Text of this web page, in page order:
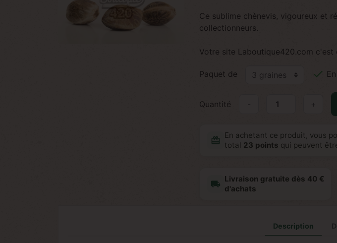
Ce sublime chènevis, vigoureux et
collectionneurs.
Votre site Laboutique420.com c'est
Paquet de 
Quantité +
redeem
En achetant ce produit, vous
total 23 points qui peuvent
local_shipping
Livraison gratuite dès 40 €
d'achats
Description